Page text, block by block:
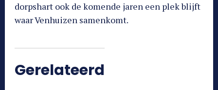
dorpshart ook de komende jaren een plek blijft
waar Venhuizen samenkomt.
Gerelateerd